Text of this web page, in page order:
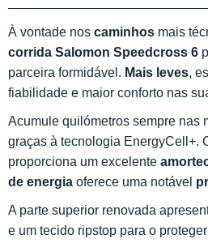
À vontade nos caminhos mais
corrida Salomon Speedcross 6
parceira formidável. Mais leves,
fiabilidade e maior conforto nas
Acumule quilómetros sempre nas
graças à tecnologia EnergyCell+.
proporciona um excelente
de energia oferece uma notável
A parte superior renovada
e um tecido ripstop para o